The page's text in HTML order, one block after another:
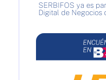
SERBIFOS ya es
Digital de Negocios